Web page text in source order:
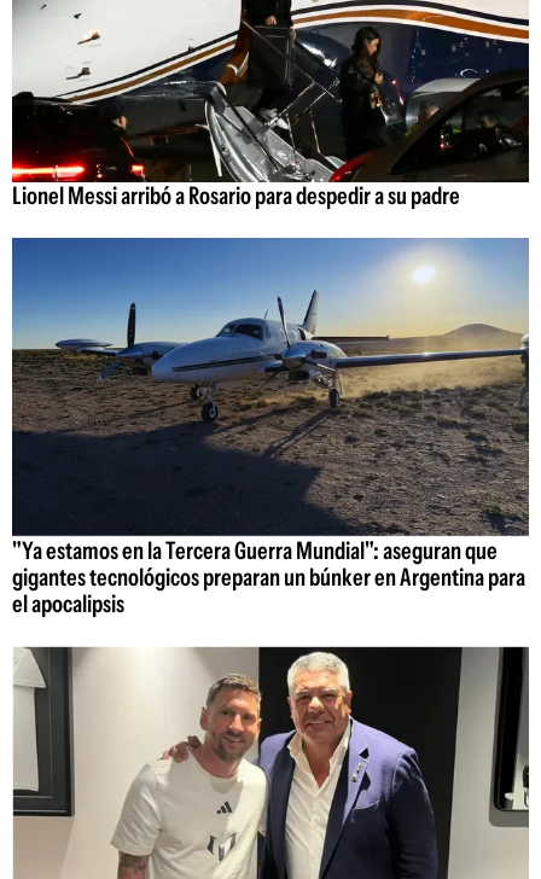
Lionel Messi arribó a Rosario para despedir a su padre
"Ya estamos en la Tercera Guerra Mundial": aseguran que
gigantes tecnológicos preparan un búnker en Argentina para
el apocalipsis